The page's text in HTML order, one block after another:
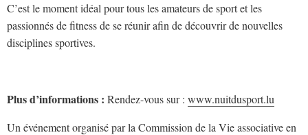
C’est le moment idéal pour tous les amateurs de sport et les
passionnés de fitness de se réunir afin de découvrir de nouvelles
disciplines sportives.
Plus d’informations : Rendez-vous sur : www.nuitdusport.lu
Un événement organisé par la Commission de la Vie associative en